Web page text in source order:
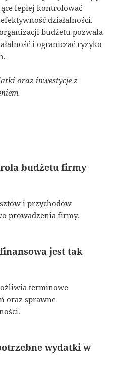
lepiej kontrolować
działalności.
budżetu pozwala
i ograniczać ryzyko
oraz inwestycje z
budżetu firmy
i przychodów
prowadzenia firmy.
jest tak
terminowe
oraz sprawne
wydatki w